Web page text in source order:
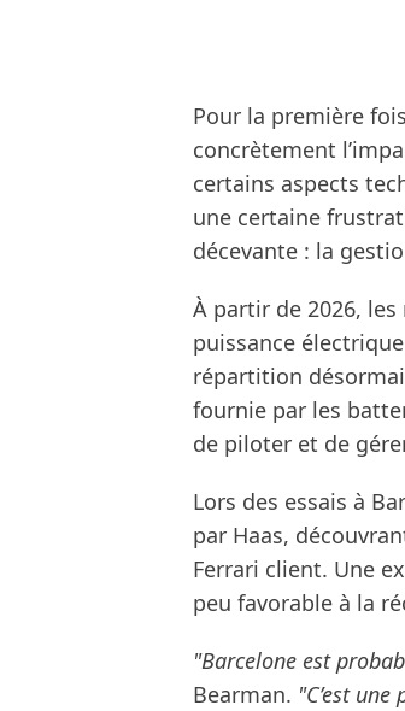
Pour la première
concrètement
certains aspects
une certaine
décevante : la
À partir de 2026,
puissance
répartition
fournie par les
de piloter et de
Lors des essais à
par Haas,
Ferrari client. Une
peu favorable à la
"Barcelone est
Bearman. "C’est